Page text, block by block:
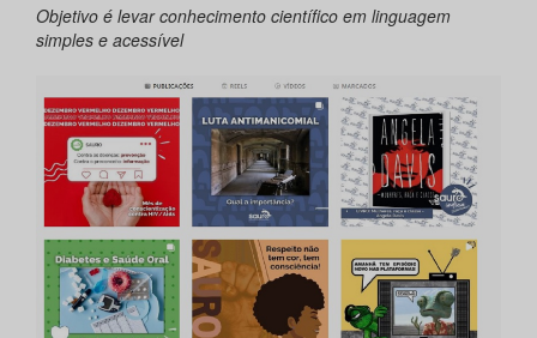
Objetivo é levar conhecimento científico em linguagem
simples e acessível